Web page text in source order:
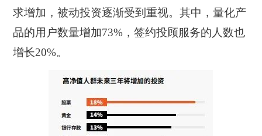
求增加，被动投资逐渐受到重视。其中，量化产
品的用户数量增加73%，签约投顾服务的人数也
增长20%。